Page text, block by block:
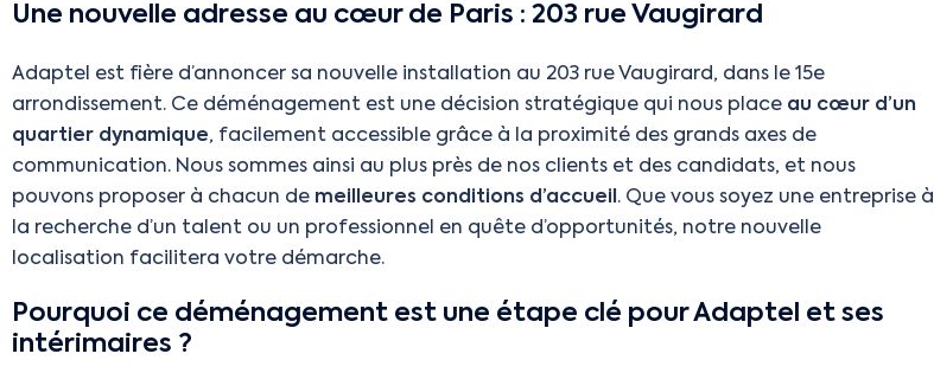
Une nouvelle adresse au cœur de Paris : 203 rue Vaugirard
Adaptel est fière d’annoncer sa nouvelle installation au 203 rue Vaugirard, dans le 15e
arrondissement. Ce déménagement est une décision stratégique qui nous place au cœur d’un
quartier dynamique, facilement accessible grâce à la proximité des grands axes de
communication. Nous sommes ainsi au plus près de nos clients et des candidats, et nous
pouvons proposer à chacun de meilleures conditions d’accueil . Que vous soyez une entreprise à
la recherche d’un talent ou un professionnel en quête d’opportunités, notre nouvelle
localisation facilitera votre démarche.
Pourquoi ce déménagement est une étape clé pour Adaptel et ses
intérimaires ?